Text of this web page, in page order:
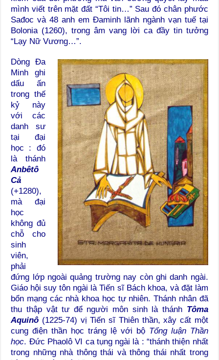
mình viết trên mặt đất “Tôi tin…” Sau đó chân phước
Sađoc và 48 anh em Đaminh lãnh ngành vạn tuế tại
Bolonia (1260), trong âm vang lời ca đầy tin tưởng
“Lạy Nữ Vương…”.
Dòng Đa
Minh ghi
dấu ấn
trong thế
kỷ này
với các
danh sư
tại đại
học : đó
là thánh
Anbêtô
Cả
(+1280),
mà đại
học
không đủ
chỗ cho
sinh
viên,
phải
đứng lớp ngoài quảng trường nay còn ghi danh ngài.
Giáo hội suy tôn ngài là Tiến sĩ Bách khoa, và đặt làm
bổn mạng các nhà khoa học tự nhiên. Thánh nhân đã
thu thập vật tư để người môn sinh là thánh Tôma
Aquinô (1225-74) vị Tiến sĩ Thiên thần, xây cất một
cung điện thần học tráng lệ với bộ Tổng luận Thần
học. Đức Phaolô VI ca tụng ngài là : “thánh thiện nhất
trong những nhà thông thái và thông thái nhất trong